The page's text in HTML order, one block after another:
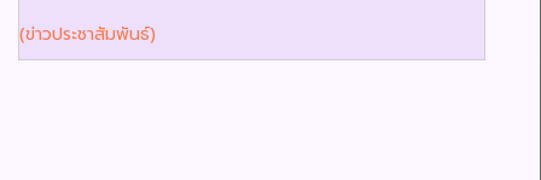
(ข่าวประชาสัมพันธ์)